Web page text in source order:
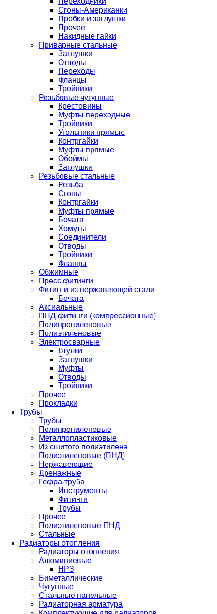
Сгоны-Американки
Пробки и заглушки
Прочее
Накидные гайки
Приварные стальные
Заглушки
Отводы
Переходы
Фланцы
Тройники
Резьбовые чугунные
Крестовины
Муфты переходные
Тройники
Угольники прямые
Контргайки
Муфты прямые
Обоймы
Заглушки
Резьбовые стальные
Резьба
Сгоны
Контргайки
Муфты прямые
Бочата
Хомуты
Соединители
Отводы
Тройники
Фланцы
Обжимные
Пресс фитинги
Фитинги из нержавеющей стали
Бочата
Аксиальные
ПНД фитинги (компрессионные)
Полипропиленовые
Полиэтиленовые
Электросварные
Втулки
Заглушки
Муфты
Отводы
Тройники
Прочее
Прокладки
Трубы
Трубы
Полипропиленовые
Металлопластиковые
Из сшитого полиэтилена
Полиэтиленовые (ПНД)
Нержавеющие
Дренажные
Гофра-труба
Инструменты
Фитинги
Трубы
Прочее
Полиэтиленовые ПНД
Стальные
Радиаторы отопления
Радиаторы отопления
Алюминиевые
НРЗ
Биметаллические
Чугунные
Стальные панельные
Радиаторная арматура